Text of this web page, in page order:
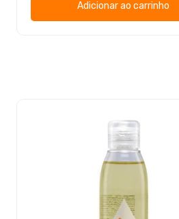
Adicionar ao carrinho